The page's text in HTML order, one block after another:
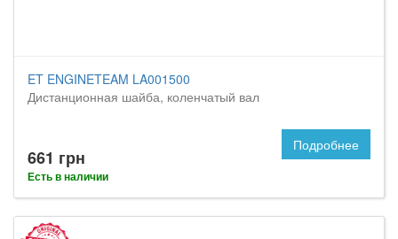
ET ENGINETEAM LA001500
Дистанционная шайба, коленчатый вал
661 грн
Есть в наличии
Подробнее